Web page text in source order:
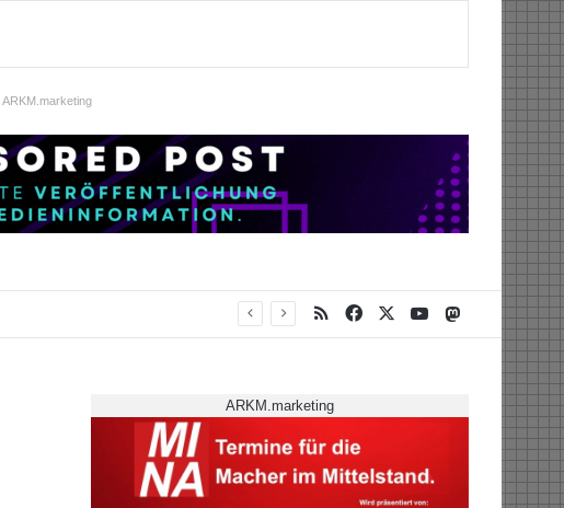
ARKM.marketing
RSS Facebook YouTubeMastodon
ARKM.marketing